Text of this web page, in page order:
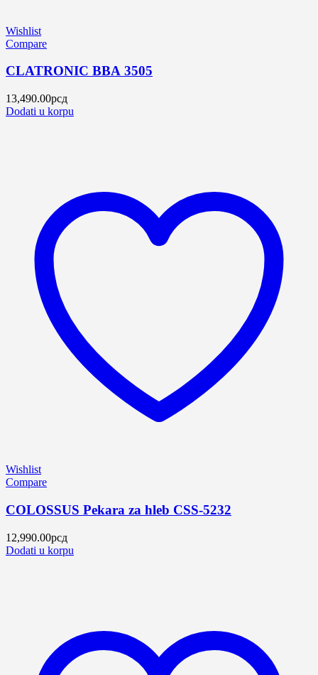
Wishlist
Compare
CLATRONIC BBA 3505
13,490.00рсд
Dodati u korpu
Wishlist
Compare
COLOSSUS Pekara za hleb CSS-5232
12,990.00рсд
Dodati u korpu